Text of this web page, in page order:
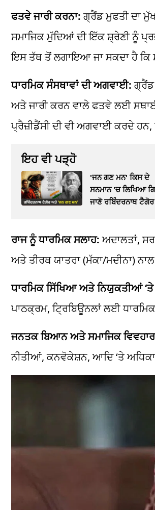
ਫਤਵੇਜਾਰੀ ਕਰਨਾ:ਗ੍ਰੈਂਡਮੁਫਤੀਦਾ
ਸਮਾਜਿਕ ਮੁੱਦਿਆਂ ਦੀ ਇੱਕਸ਼੍ਰੇਣੀਨੂੰ
ਇਸ ਤੱਥ ਤੋਂਲਗਾਇਆਜਾ ਸਕਦਾ ਹੈ ਕਿ
ਧਾਰਮਿਕ ਸੰਸਥਾਵਾਂ ਦੀ ਅਗਵਾਈ:ਗ੍ਰੈਂਡ
ਅਤੇ ਜਾਰੀ ਕਰਨ ਵਾਲੇਫਤਵੇਲਈ
ਪ੍ਰੈਜ਼ੀਡੈਂਸੀਦੀ ਵੀ ਅਗਵਾਈ ਕਰਦੇ ਹਨ,
ਇਹ ਵੀ ਪੜ੍ਹੋ
'ਜਨ ਗਣ ਮਨ' ਕਿਸ ਦੇ
ਸਨਮਾਨ 'ਚ ਲਿਖਿਆ
ਜਾਣੋ ਰਬਿੰਦਰਨਾਥ ਟੈਗੋਰ
ਰਾਜ ਨੂੰ ਧਾਰਮਿਕ ਸਲਾਹ:ਅਦਾਲਤਾਂ,
ਅਤੇ ਤੀਰਥ ਯਾਤਰਾ (ਮੱਕਾ/ਮਦੀਨਾ)
ਧਾਰਮਿਕ ਸਿੱਖਿਆ ਅਤੇ ਨਿਯੁਕਤੀਆਂ ‘ਤੇ
ਪਾਠਕ੍ਰਮ, ਟ੍ਰਿਬਿਊਨਲਾਂਲਈ
ਜਨਤਕ ਬਿਆਨ ਅਤੇ ਸਮਾਜਿਕ
ਨੀਤੀਆਂ,ਕਨਵੋਕੇਸ਼ਨ, ਆਦਿ ‘ਤੇ